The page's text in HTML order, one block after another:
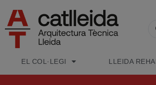
EL COL·LEGI LLEIDA